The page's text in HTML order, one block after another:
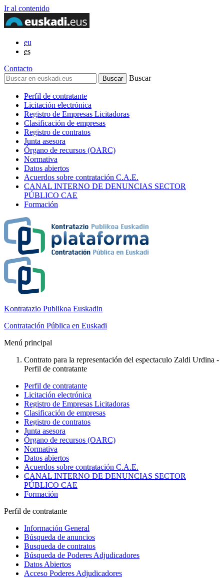
Ir al contenido
eu
es
Contacto
Buscar
Perfil de contratante
Licitación electrónica
Registro de Empresas Licitadoras
Clasificación de empresas
Registro de contratos
Junta asesora
Órgano de recursos (OARC)
Normativa
Datos abiertos
Acuerdos sobre contratación C.A.E.
CANAL INTERNO DE DENUNCIAS SECTOR
PÚBLICO CAE
Formación
Kontratazio Publikoa Euskadin
Contratación Pública en Euskadi
Menú principal
Contrato para la representación del espectaculo Zaldi Urdina -
Perfil de contratante
Perfil de contratante
Licitación electrónica
Registro de Empresas Licitadoras
Clasificación de empresas
Registro de contratos
Junta asesora
Órgano de recursos (OARC)
Normativa
Datos abiertos
Acuerdos sobre contratación C.A.E.
CANAL INTERNO DE DENUNCIAS SECTOR
PÚBLICO CAE
Formación
Perfil de contratante
Información General
Búsqueda de anuncios
Busqueda de contratos
Búsqueda de Poderes Adjudicadores
Datos Abiertos
Acceso Poderes Adjudicadores